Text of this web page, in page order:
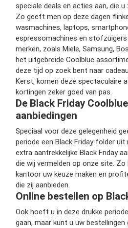
speciale deals en acties aan, die
Zo geeft men op deze dagen
wasmachines, laptops,
espressomachines en stofzuigers
merken, zoals Miele, Samsung,
het uitgebreide Coolblue
deze tijd op zoek bent naar
Kerst, komen deze spectaculaire
kortingen zeker goed van pas.
De Black Friday
aanbiedingen
Speciaal voor deze gelegenheid
periode een Black Friday folder
extra aantrekkelijke Black Friday
die wij vermelden op onze site.
kantoor uw keuze maken en
die zij aanbieden.
Online bestellen op
Ook hoeft u in deze drukke
gaan, maar kunt u uw bestellingen